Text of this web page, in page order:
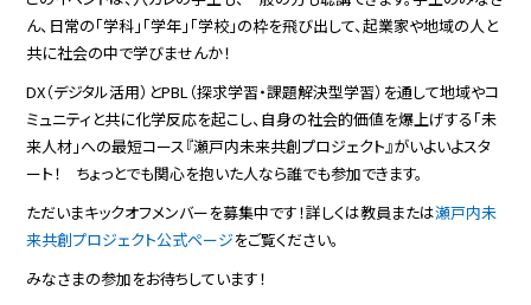
ん、日常の「学科」「学年」「学校」の枠を飛び出して、起業家や地域の人と
共に社会の中で学びませんか！
DX（デジタル活用）とPBL（探求学習・課題解決型学習）を通して地域やコ
ミュニティと共に化学反応を起こし、自身の社会的価値を爆上げする「未
来人材」への最短コース『瀬戸内未来共創プロジェクト』がいよいよスタ
ート！ ちょっとでも関心を抱いた人なら誰でも参加できます。
ただいまキックオフメンバーを募集中です！詳しくは教員または瀬戸内未
来共創プロジェクト公式ページをご覧ください。
みなさまの参加をお待ちしています！